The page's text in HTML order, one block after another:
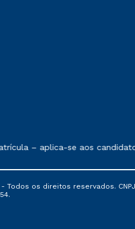
prestação de serviços
– aplica-se aos
os direitos reservados.